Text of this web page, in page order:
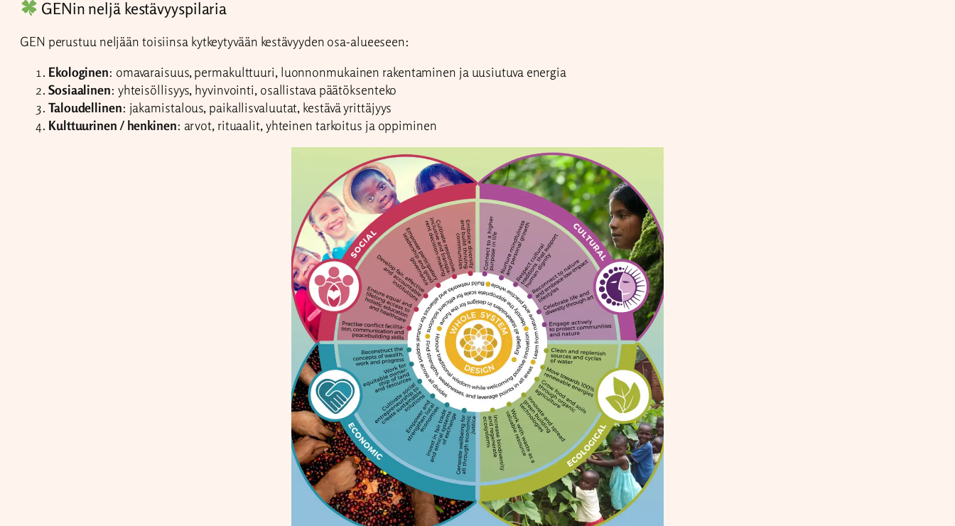
GENin neljä kestävyyspilaria
GEN perustuu neljään toisiinsa kytkeytyvään kestävyyden osa-alueeseen:
Ekologinen: omavaraisuus, permakulttuuri, luonnonmukainen rakentaminen ja uusiutuva energia
Sosiaalinen: yhteisöllisyys, hyvinvointi, osallistava päätöksenteko
Taloudellinen: jakamistalous, paikallisvaluutat, kestävä yrittäjyys
Kulttuurinen / henkinen: arvot, rituaalit, yhteinen tarkoitus ja oppiminen